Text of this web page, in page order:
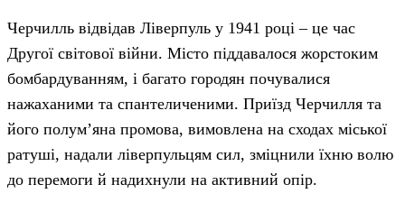
Черчилль відвідав Ліверпуль у 1941 році – це час
Другої світової війни. Місто піддавалося жорстоким
бомбардуванням, і багато городян почувалися
нажаханими та спантеличеними. Приїзд Черчилля та
його полум’яна промова, вимовлена ​​на сходах міської
ратуші, надали ліверпульцям сил, зміцнили їхню волю
до перемоги й надихнули на активний опір.